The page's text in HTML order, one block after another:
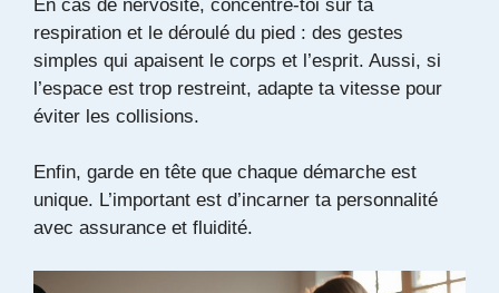
En cas de nervosité, concentre-toi sur ta
respiration et le déroulé du pied : des gestes
simples qui apaisent le corps et l’esprit. Aussi, si
l’espace est trop restreint, adapte ta vitesse pour
éviter les collisions.
Enfin, garde en tête que chaque démarche est
unique. L’important est d’incarner ta personnalité
avec assurance et fluidité.